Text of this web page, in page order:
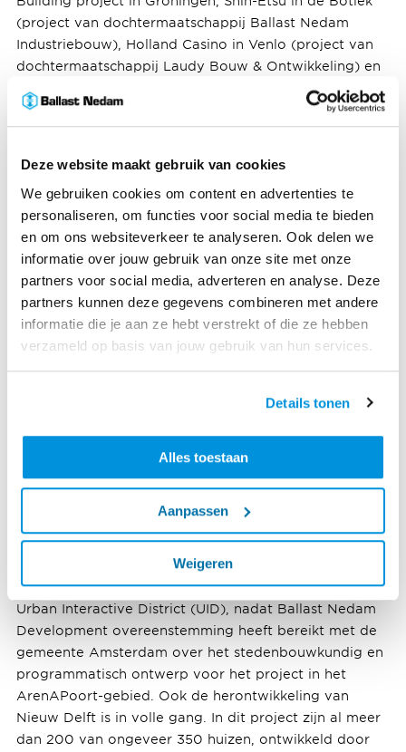
Deze website maakt gebruik van cookies
We gebruiken cookies om content en advertenties te
personaliseren, om functies voor social media te bieden
en om ons websiteverkeer te analyseren. Ook delen we
informatie over jouw gebruik van onze site met onze
partners voor social media, adverteren en analyse. Deze
partners kunnen deze gegevens combineren met andere
informatie die je aan ze hebt verstrekt of die ze hebben
verzameld op basis van jouw gebruik van hun services.
Details tonen
Alles toestaan
Aanpassen
Weigeren
(project van dochtermaatschappij Ballast Nedam
Industriebouw), Holland Casino in Venlo (project van
dochtermaatschappij Laudy Bouw & Ontwikkeling) en
Gare Du Nord in Amsterdam en Biesbosch in
Amstelveen (beide van dochtermaatschappij Heddes
Bouw & Ontwikkeling). Naast deze interessante
getekend met Omnam Group voor de realisatie van de
POST Rotterdam woontoren, en met de Gemeente
Maastricht voor de renovatie van Centre Céramique in
Maastricht (project van dochtermaatschappij Laudy
Bouw & Ontwikkeling).
Projectmijlpalen
Bij verschillende grote projecten werden belangrijke
mijlpalen bereikt. Ballast Nedam startte met de bouw
van een ondergrondse fietsenstalling aan het
projecten naar het traditionele hoogste punt gebracht:
Airside pier op Schiphol, RTM Stage als onderdeel van
het Rotterdam Ahoy Convention Center (Hart van
Zuid) en bij de Mall of the Netherlands in Leidsenhage.
nieuwe fase bereikt toen het een vergunning kreeg
voor de nieuwbouw van de Maasdeltatunnel als
onderdeel van de nieuwe snelweg A24 in Vlaardingen.
Tot slot, de start van het Voorlopig Ontwerp van het
Urban Interactive District (UID), nadat Ballast Nedam
Development overeenstemming heeft bereikt met de
gemeente Amsterdam over het stedenbouwkundig en
programmatisch ontwerp voor het project in het
ArenAPoort-gebied. Ook de herontwikkeling van
Nieuw Delft is in volle gang. In dit project zijn al meer
dan 200 van ongeveer 350 huizen, ontwikkeld door